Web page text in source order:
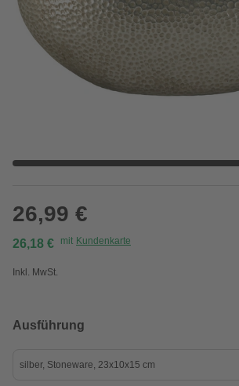
26,99 €
26,18 € mit Kundenkarte
Inkl. MwSt.
Ausführung
silber, Stoneware, 23x10x15 cm